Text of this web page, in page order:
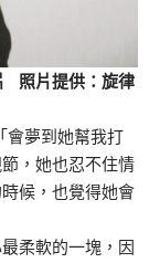
照片提供：旋律
會夢到她幫我打
，她也忍不住情
候，也覺得她會
柔軟的一塊，因